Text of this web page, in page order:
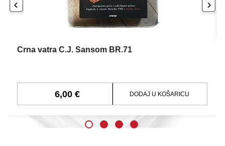
Crna vatra C.J. Sansom BR.71
6,00 € DODAJ U KOŠARICU